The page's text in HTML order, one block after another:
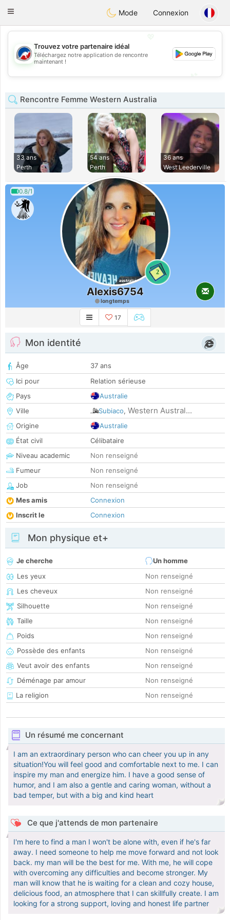
AustraliaChat
Toggle
Mode Connexion
💖
💕
Trouvez votre partenaire idéal
Téléchargez notre application de rencontre
maintenant !
Rencontre Femme Western Australia
33 ans
Perth
54 ans
Perth
36 ans
West Leederville
0.8/1
2
Alexis6754
longtemps
17
Mon identité
Âge
37 ans
Ici pour
Relation sérieuse
Pays
Australie
Ville
Subiaco, Western Austral...
Origine
Australie
État civil
Célibataire
Niveau academic
Non renseigné
Fumeur
Non renseigné
Job
Non renseigné
Mes amis
Connexion
Inscrit le
Connexion
Mon physique et+
Je cherche
Un homme
Les yeux
Non renseigné
Les cheveux
Non renseigné
Silhouette
Non renseigné
Taille
Non renseigné
Poids
Non renseigné
Possède des enfants
Non renseigné
Veut avoir des enfants
Non renseigné
Déménage par amour
Non renseigné
La religion
Non renseigné
Un résumé me concernant
I am an extraordinary person who can cheer you up in any
situation!You will feel good and comfortable next to me. I can
inspire my man and energize him. I have a good sense of
humor, and I am also a gentle and caring woman, without a
bad temper, but with a big and kind heart
Ce que j'attends de mon partenaire
I'm here to find a man I won't be alone with, even if he's far
away. I need someone to help me move forward and not look
back. my man will be the best for me. With me, he will cope
with overcoming any difficulties and become stronger. My
man will know that he is waiting for a clean and cozy house,
delicious food, an atmosphere that I can skillfully create. I am
looking for a strong support, loving and honest life partner